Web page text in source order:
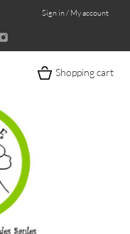
Sign in / My account
Shopping cart